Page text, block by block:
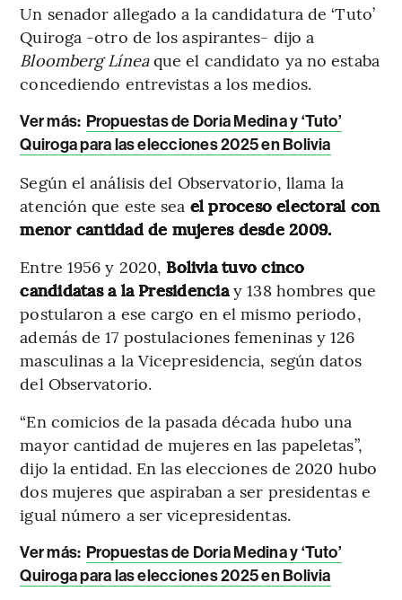
Un senador allegado a la candidatura de ‘Tuto’
Quiroga -otro de los aspirantes- dijo a
Bloomberg Líneaque el candidato ya no estaba
concediendo entrevistas a los medios.
Ver más: Propuestas de Doria Medina y ‘Tuto’
Quiroga para las elecciones 2025 en Bolivia
Según el análisis del Observatorio, llama la
atención que este sea el proceso electoral con
menor cantidad de mujeres desde 2009.
Entre 1956 y 2020, Bolivia tuvo cinco
candidatas a la Presidenciay 138 hombres que
postularon a ese cargo en el mismo periodo,
además de 17 postulaciones femeninas y 126
masculinas a la Vicepresidencia, según datos
del Observatorio.
“En comicios de la pasada década hubo una
mayor cantidad de mujeres en las papeletas”,
dijo la entidad. En las elecciones de 2020 hubo
dos mujeres que aspiraban a ser presidentas e
igual número a ser vicepresidentas.
Ver más: Propuestas de Doria Medina y ‘Tuto’
Quiroga para las elecciones 2025 en Bolivia